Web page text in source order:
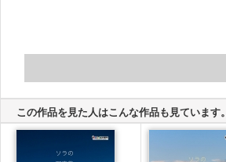
この作品を見た人はこんな作品も見ています。